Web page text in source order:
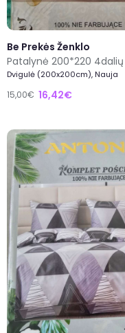
Be Prekės Ženklo
Patalynė 200*220 4dalių
Dvigulė (200x200cm), Nauja
15,00€ 16,42€